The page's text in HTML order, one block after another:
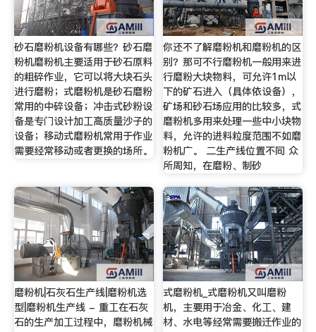
砂石磨粉机设备有哪些？砂石磨
粉机磨粉机主要适用于砂石原料
的粗碎作业，它可以将大块石头
进行磨粉；式磨粉机是砂石磨粉
常用的中碎设备；冲击式砂粉设
备是专门设计加工高质量沙子的
设备；移动式磨粉机常用于作业
需要经常移动或者更换的场所。
你还不了解磨粉机和磨粉机的区
别？那可不行磨粉机一般用来进
行磨粉大块物料，可允许1m以
下的矿石进入（具体依设备），
矿场和砂石场应用的比较多，式
磨粉机多用来处理一些中小块物
料，允许的进料粒度范围不如磨
粉机广。 二生产线位置不同 众
所周知，在磨粉、制砂
磨粉机|石灰石生产线|磨粉机选
型|磨粉机生产线 - 重工在石灰
石的生产加工过程中，磨粉机械
式磨粉机_式磨粉机又叫磨粉
机，主要用于冶金、化工、建
材、水电等经常需要搬迁作业的